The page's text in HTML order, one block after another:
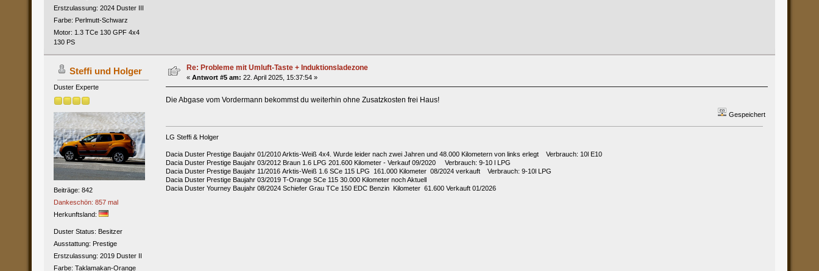
Erstzulassung: 2024 Duster III
Farbe: Perlmutt-Schwarz
Motor: 1.3 TCe 130 GPF 4x4
130 PS
Steffi und Holger
Duster Experte
Beiträge: 842
Dankeschön: 857 mal
Herkunftsland:
Duster Status: Besitzer
Ausstattung: Prestige
Erstzulassung: 2019 Duster II
Farbe: Taklamakan-Orange
Re: Probleme mit Umluft-Taste + Induktionsladezone
« Antwort #5 am: 22. April 2025, 15:37:54 »
Die Abgase vom Vordermann bekommst du weiterhin ohne Zusatzkosten frei Haus!
Gespeichert
LG Steffi & Holger
Dacia Duster Prestige Baujahr 01/2010 Arktis-Weiß 4x4. Wurde leider nach zwei Jahren und 48.000 Kilometern von links erlegt Verbrauch: 10l E10
Dacia Duster Prestige Baujahr 03/2012 Braun 1.6 LPG 201.600 Kilometer - Verkauf 09/2020 Verbrauch: 9-10 l LPG
Dacia Duster Prestige Baujahr 11/2016 Arktis-Weiß 1.6 SCe 115 LPG 161.000 Kilometer 08/2024 verkauft Verbrauch: 9-10l LPG
Dacia Duster Prestige Baujahr 03/2019 T-Orange SCe 115 30.000 Kilometer noch Aktuell
Dacia Duster Yourney Baujahr 08/2024 Schiefer Grau TCe 150 EDC Benzin Kilometer 61.600 Verkauft 01/2026